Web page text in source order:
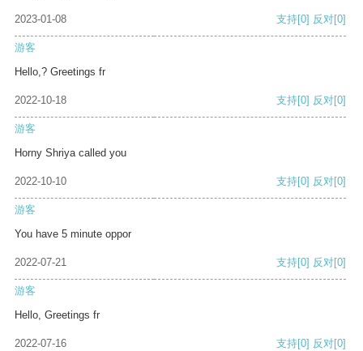
2023-01-08 支持[0] 反对[0]
游客
Hello,? Greetings fr
2022-10-18 支持[0] 反对[0]
游客
Horny Shriya called you
2022-10-10 支持[0] 反对[0]
游客
You have 5 minute oppor
2022-07-21 支持[0] 反对[0]
游客
Hello, Greetings fr
2022-07-16 支持[0] 反对[0]